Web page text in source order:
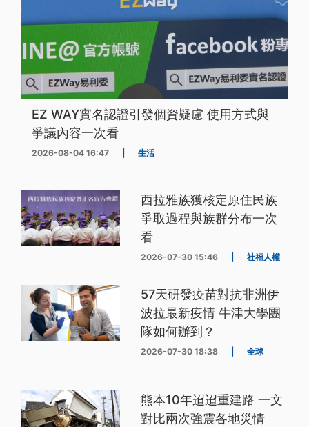
EZ WAY實名認證引發個資疑慮 使用方式與
爭議內容一次看
2026-08-04 16:47 生活
西拉雅族獲核定原住民族
爭取過程與族群分布一次
看
2026-07-30 15:46 社福人權
57天研發疫苗對抗非洲伊
波拉最新疫情 牛津大學團
隊如何辦到？
2026-07-30 18:38 全球
熊本10年迢迢重建路 一文
對比兩次強震各地災情